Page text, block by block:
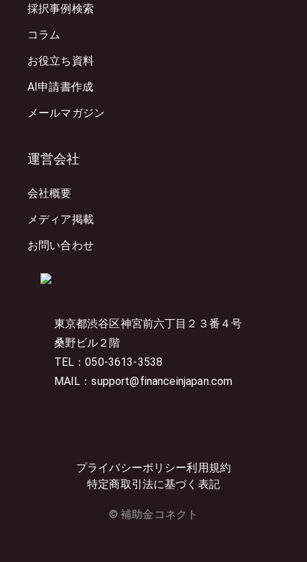
東京都渋谷区神宮前六丁目２３番４号
桑野ビル２階
TEL：050-3613-3538
MAIL：support@financeinjapan.com
プライバシーポリシー利用規約
特定商取引法に基づく表記
© 補助金コネクト
採択事例検索
コラム
お役立ち資料
AI申請書作成
メールマガジン
運営会社
会社概要
メディア掲載
お問い合わせ